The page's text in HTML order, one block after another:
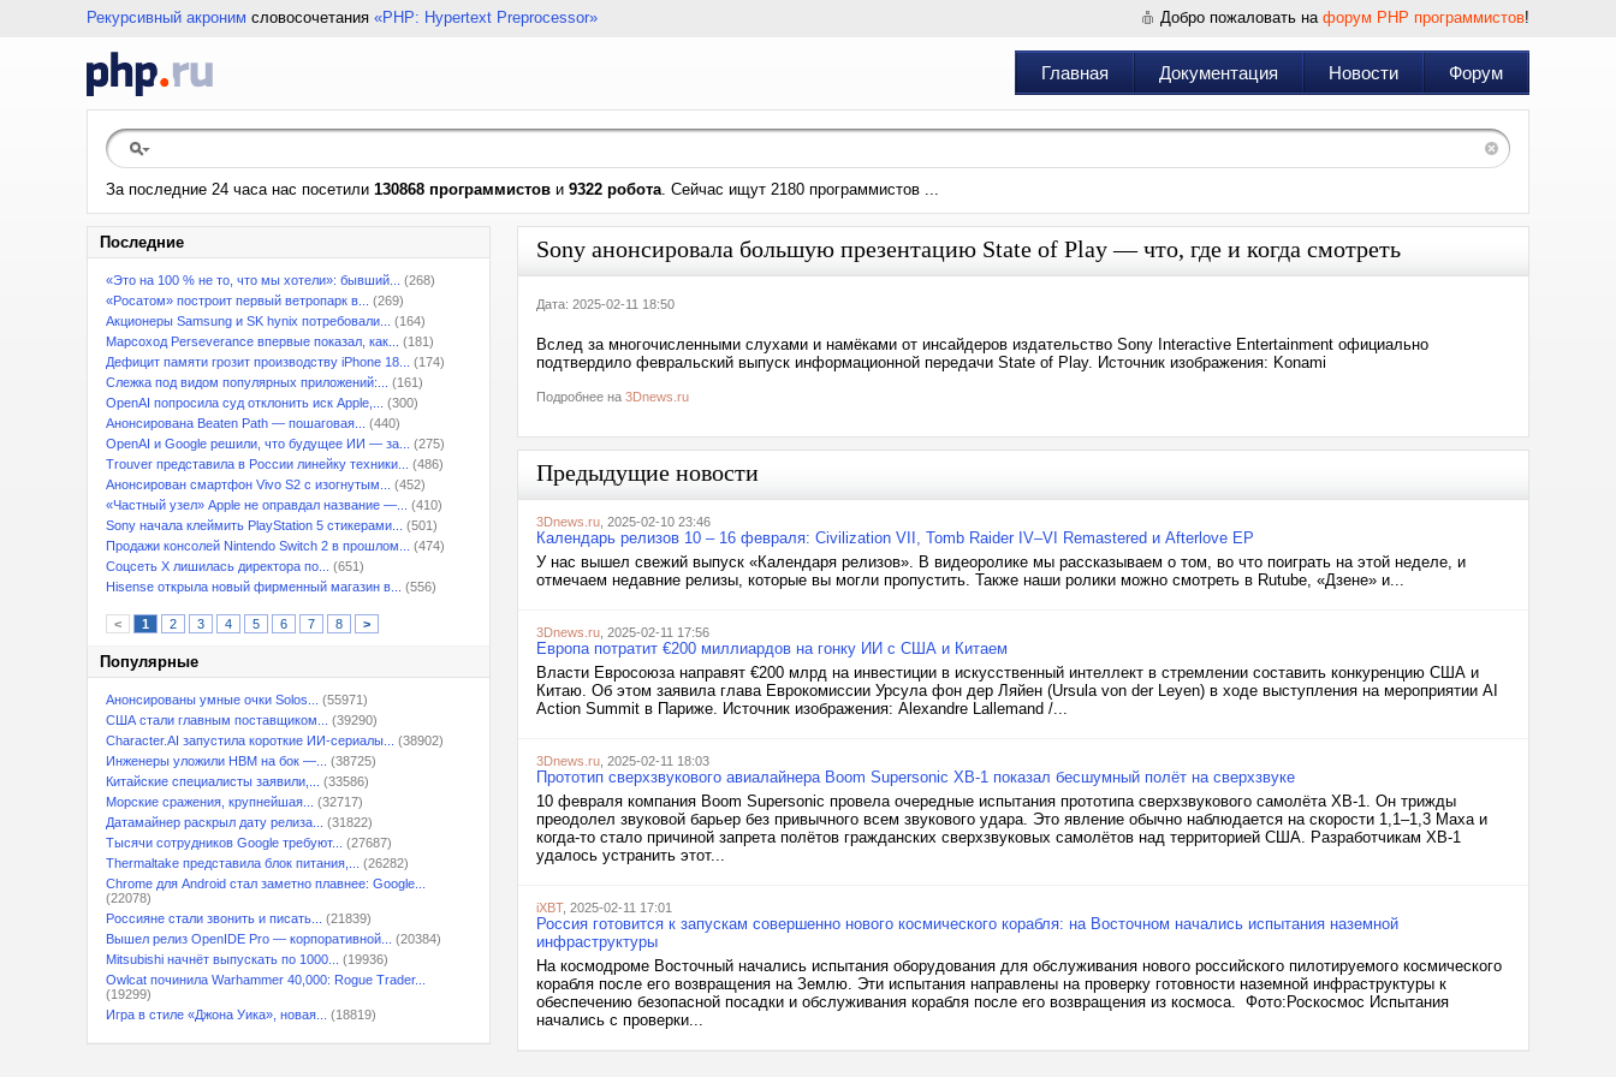
Рекурсивный акроним словосочетания «PHP: Hypertext Preprocessor» Добро пожаловать на форум PHP программистов!
Главная Документация Новости Форум
За последние 24 часа нас посетили 130868 программистов и 9322 робота. Сейчас ищут 2180 программистов ...
Последние
«Это на 100 % не то, что мы хотели»: бывший...
(268)
«Росатом» построит первый ветропарк в...
(269)
Акционеры Samsung и SK hynix потребовали...
(164)
Марсоход Perseverance впервые показал, как...
(181)
Дефицит памяти грозит производству iPhone 18...
(174)
Слежка под видом популярных приложений:...
(161)
OpenAI попросила суд отклонить иск Apple,...
(300)
Анонсирована Beaten Path — пошаговая...
(440)
OpenAI и Google решили, что будущее ИИ — за...
(275)
Trouver представила в России линейку техники...
(486)
Анонсирован смартфон Vivo S2 с изогнутым...
(452)
«Частный узел» Apple не оправдал название —...
(410)
Sony начала клеймить PlayStation 5 стикерами...
(501)
Продажи консолей Nintendo Switch 2 в прошлом...
(474)
Соцсеть X лишилась директора по...
(651)
Hisense открыла новый фирменный магазин в...
(556)
< 1 2 3 4 5 6 7 8 >
Популярные
Анонсированы умные очки Solos...
(55971)
США стали главным поставщиком...
(39290)
Character.AI запустила короткие ИИ-сериалы...
(38902)
Инженеры уложили HBM на бок —...
(38725)
Китайские специалисты заявили,...
(33586)
Морские сражения, крупнейшая...
(32717)
Датамайнер раскрыл дату релиза...
(31822)
Тысячи сотрудников Google требуют...
(27687)
Thermaltake представила блок питания,...
(26282)
Chrome для Android стал заметно плавнее: Google...
(22078)
Россияне стали звонить и писать...
(21839)
Вышел релиз OpenIDE Pro — корпоративной...
(20384)
Mitsubishi начнёт выпускать по 1000...
(19936)
Owlcat починила Warhammer 40,000: Rogue Trader...
(19299)
Игра в стиле «Джона Уика», новая...
(18819)
Sony анонсировала большую презентацию State of Play — что, где и когда смотреть
Дата: 2025-02-11 18:50
Вслед за многочисленными слухами и намёками от инсайдеров издательство Sony Interactive Entertainment официально
подтвердило февральский выпуск информационной передачи State of Play. Источник изображения: Konami
Подробнее на 3Dnews.ru
Предыдущие новости
3Dnews.ru , 2025-02-10 23:46
Календарь релизов 10 – 16 февраля: Civilization VII, Tomb Raider IV–VI Remastered и Afterlove EP
У нас вышел свежий выпуск «Календаря релизов». В видеоролике мы рассказываем о том, во что поиграть на этой неделе, и
отмечаем недавние релизы, которые вы могли пропустить. Также наши ролики можно смотреть в Rutube, «Дзене» и...
3Dnews.ru , 2025-02-11 17:56
Европа потратит €200 миллиардов на гонку ИИ с США и Китаем
Власти Евросоюза направят €200 млрд на инвестиции в искусственный интеллект в стремлении составить конкуренцию США и
Китаю. Об этом заявила глава Еврокомиссии Урсула фон дер Ляйен (Ursula von der Leyen) в ходе выступления на мероприятии AI
Action Summit в Париже. Источник изображения: Alexandre Lallemand /...
3Dnews.ru , 2025-02-11 18:03
Прототип сверхзвукового авиалайнера Boom Supersonic XB-1 показал бесшумный полёт на сверхзвуке
10 февраля компания Boom Supersonic провела очередные испытания прототипа сверхзвукового самолёта XB-1. Он трижды
преодолел звуковой барьер без привычного всем звукового удара. Это явление обычно наблюдается на скорости 1,1–1,3 Маха и
когда-то стало причиной запрета полётов гражданских сверхзвуковых самолётов над территорией США. Разработчикам XB-1
удалось устранить этот...
iXBT, 2025-02-11 17:01
Россия готовится к запускам совершенно нового космического корабля: на Восточном начались испытания наземной
инфраструктуры
На космодроме Восточный начались испытания оборудования для обслуживания нового российского пилотируемого космического
корабля после его возвращения на Землю. Эти испытания направлены на проверку готовности наземной инфраструктуры к
обеспечению безопасной посадки и обслуживания корабля после его возвращения из космоса. Фото:Роскосмос Испытания
начались с проверки...